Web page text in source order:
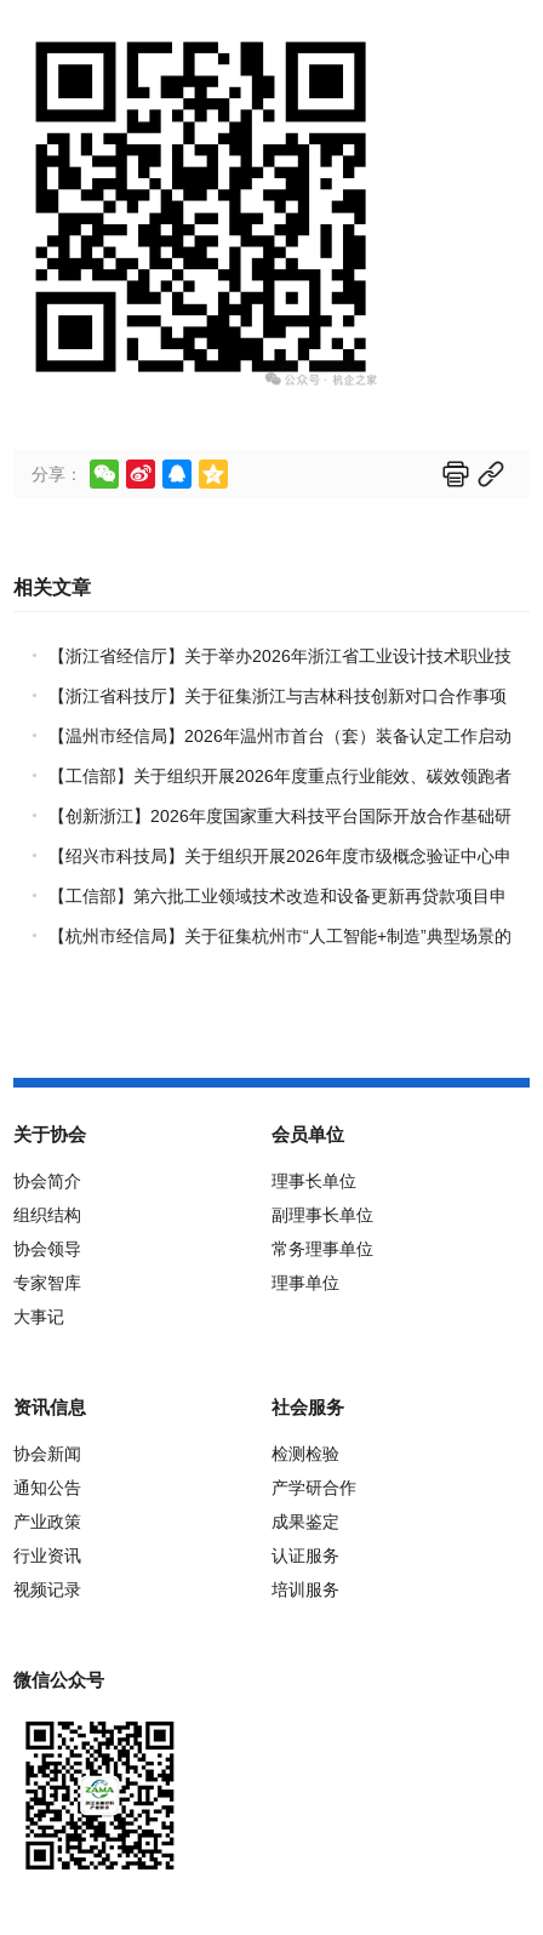
分享：      
相关文章
【浙江省经信厅】关于举办2026年浙江省工业设计技术职业技
能竞赛的通知
【浙江省科技厅】关于征集浙江与吉林科技创新对口合作事项
的通知【温州市经信局】2026年温州市首台（套）装备认定工作启动
【工信部】关于组织开展2026年度重点行业能效、碳效领跑者
企业推荐工作的通知
【创新浙江】2026年度国家重大科技平台国际开放合作基础研
究专项（试点）项目指南
【绍兴市科技局】关于组织开展2026年度市级概念验证中心申
报工作的通知
【工信部】第六批工业领域技术改造和设备更新再贷款项目申
报工作启动
【杭州市经信局】关于征集杭州市“人工智能+制造”典型场景的
关于协会
协会简介
组织结构
协会领导
专家智库
大事记
会员单位
理事长单位
副理事长单位
常务理事单位
理事单位
资讯信息
协会新闻
通知公告
产业政策
行业资讯
视频记录
社会服务
检测检验
产学研合作
成果鉴定
认证服务
培训服务
微信公众号